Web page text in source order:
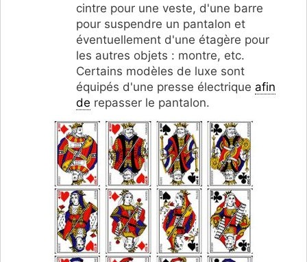
cintre pour une veste, d'une barre
pour suspendre un pantalon et
éventuellement d'une étagère pour
les autres objets : montre, etc.
Certains modèles de luxe sont
équipés d'une presse électrique afin
de repasser le pantalon.